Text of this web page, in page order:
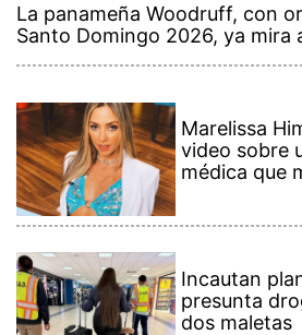
La panameña Woodruff, con
Santo Domingo 2026, ya mira
Marelissa
video sobre
médica que
Incautan
presunta
dos maletas